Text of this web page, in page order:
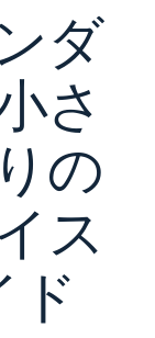
ダ
さ
の
ス
ド